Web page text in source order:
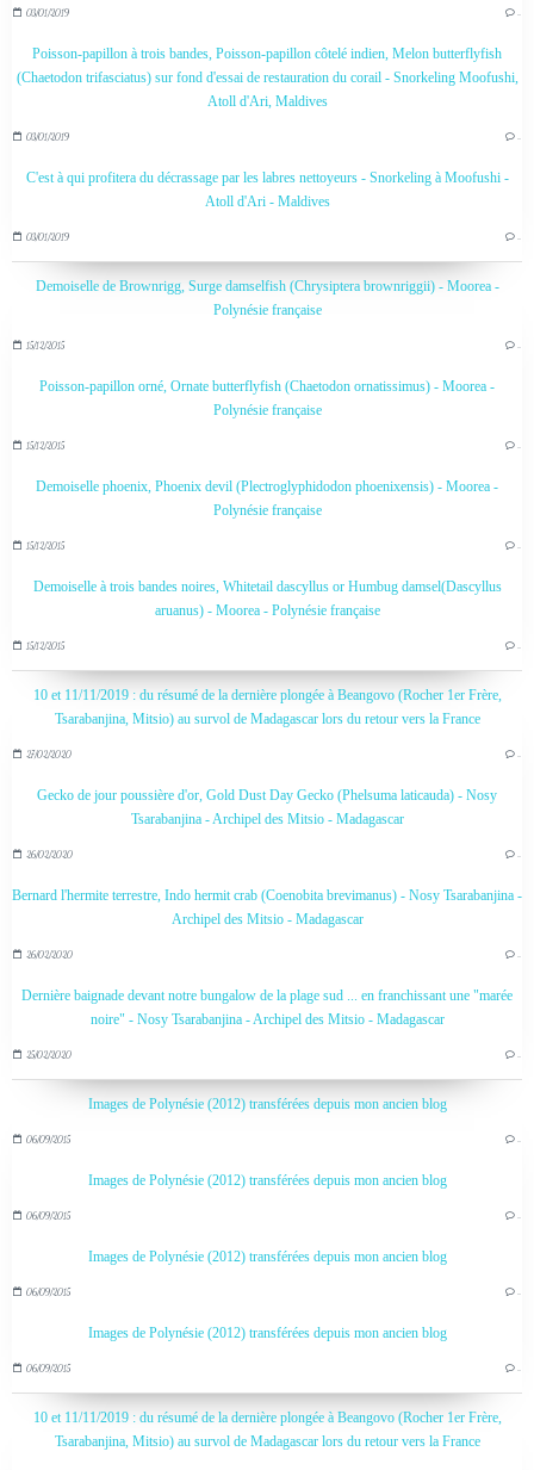
03/01/2019 …
Poisson-papillon à trois bandes, Poisson-papillon côtelé indien, Melon butterflyfish
(Chaetodon trifasciatus) sur fond d'essai de restauration du corail - Snorkeling Moofushi,
Atoll d'Ari, Maldives
03/01/2019 …
C'est à qui profitera du décrassage par les labres nettoyeurs - Snorkeling à Moofushi -
Atoll d'Ari - Maldives
03/01/2019 …
Demoiselle de Brownrigg, Surge damselfish (Chrysiptera brownriggii) - Moorea -
Polynésie française
15/12/2015 …
Poisson-papillon orné, Ornate butterflyfish (Chaetodon ornatissimus) - Moorea -
Polynésie française
15/12/2015 …
Demoiselle phoenix, Phoenix devil (Plectroglyphidodon phoenixensis) - Moorea -
Polynésie française
15/12/2015 …
Demoiselle à trois bandes noires, Whitetail dascyllus or Humbug damsel(Dascyllus
aruanus) - Moorea - Polynésie française
15/12/2015 …
10 et 11/11/2019 : du résumé de la dernière plongée à Beangovo (Rocher 1er Frère,
Tsarabanjina, Mitsio) au survol de Madagascar lors du retour vers la France
27/02/2020 …
Gecko de jour poussière d'or, Gold Dust Day Gecko (Phelsuma laticauda) - Nosy
Tsarabanjina - Archipel des Mitsio - Madagascar
26/02/2020 …
Bernard l'hermite terrestre, Indo hermit crab (Coenobita brevimanus) - Nosy Tsarabanjina -
Archipel des Mitsio - Madagascar
26/02/2020 …
Dernière baignade devant notre bungalow de la plage sud ... en franchissant une "marée
noire" - Nosy Tsarabanjina - Archipel des Mitsio - Madagascar
25/02/2020 …
Images de Polynésie (2012) transférées depuis mon ancien blog
06/09/2015 …
Images de Polynésie (2012) transférées depuis mon ancien blog
06/09/2015 …
Images de Polynésie (2012) transférées depuis mon ancien blog
06/09/2015 …
Images de Polynésie (2012) transférées depuis mon ancien blog
06/09/2015 …
10 et 11/11/2019 : du résumé de la dernière plongée à Beangovo (Rocher 1er Frère,
Tsarabanjina, Mitsio) au survol de Madagascar lors du retour vers la France